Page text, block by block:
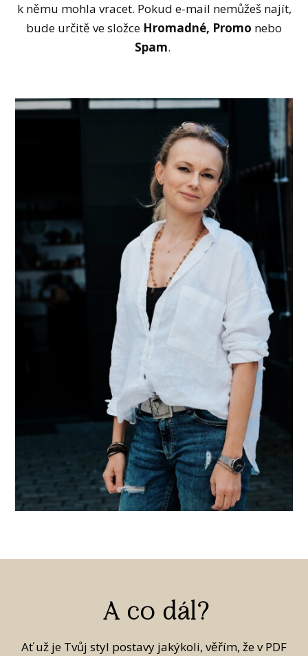
k němu mohla vracet. Pokud e-mail nemůžeš najít,
bude určitě ve složce Hromadné, Promo nebo
Spam.
A co dál?
Ať už je Tvůj styl postavy jakýkoli, věřím, že v PDF